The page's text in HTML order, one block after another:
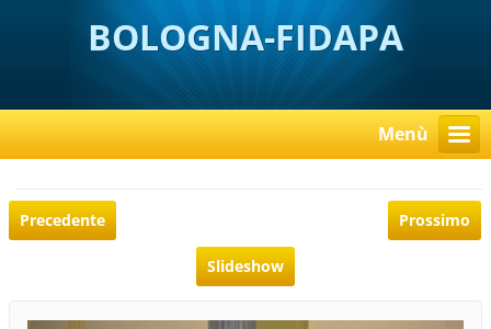
BOLOGNA-FIDAPA
Menù
Precedente Prossimo
Slideshow